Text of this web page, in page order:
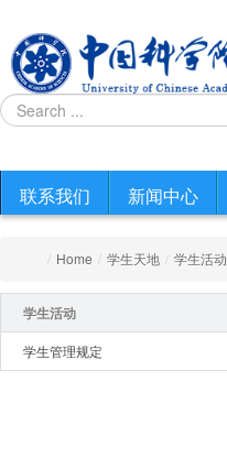
联系我们 新闻中心
/ Home / 学生天地 / 学生活动
学生活动
学生管理规定